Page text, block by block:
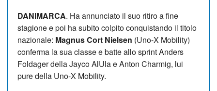
DANIMARCA. Ha annunciato il suo ritiro a fine
stagione e poi ha subito colpito conquistando il titolo
nazionale: Magnus Cort Nielsen (Uno-X Mobility)
conferma la sua classe e batte allo sprint Anders
Foldager della Jayco AlUla e Anton Charmig, lui
pure della Uno-X Mobility.